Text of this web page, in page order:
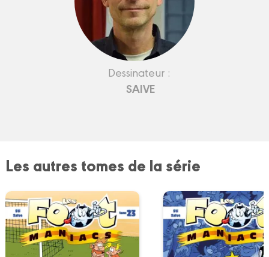
Dessinateur :
SAIVE
Les autres tomes de la série